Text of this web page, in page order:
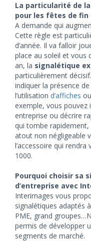
La particularité de
pour les fêtes de fin
A demande qui
Cette règle est
d’année. Il va falloir
place au soleil et vous
an, la signalétique
particulièrement
indiquer la présence
l’utilisation d’affiches
exemple, vous pouvez
entreprise ou décrire
qui tombe rapidement,
atout non négligeable
l’accessoire qui
1000.
Pourquoi choisir sa
d’entreprise avec
Interimages vous
signalétiques adaptés
PME, grand
permis de développer
segments de marché.